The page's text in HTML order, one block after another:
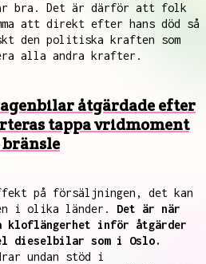
bra. Det är därför att folk
att direkt efter hans död så
den politiska kraften som
alla andra krafter.
åtgärdade efter
tappa vridmoment
på försäljningen, det kan
i olika länder. Det är när
inför åtgärder
dieselbilar som i Oslo.
undan stöd i